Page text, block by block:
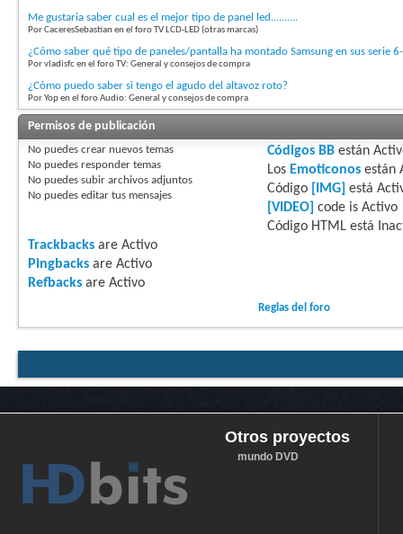
Me gustaria saber cual es el mejor tipo de panel led..........
Por CaceresSebastian en el foro TV LCD-LED (otras marcas)
¿Cómo saber qué tipo de paneles/pantalla ha montado Samsung en sus serie
Por vladisfc en el foro TV: General y consejos de compra
¿Cómo puedo saber si tengo el agudo del altavoz roto?
Por Yop en el foro Audio: General y consejos de compra
Permisos de publicación
No puedes crear nuevos temas
No puedes responder temas
No puedes subir archivos adjuntos
No puedes editar tus mensajes
Códigos BBestán
Los Emoticonosestán
Código
[IMG] está
[VIDEO] code is Activo
Código HTML está
Trackbacks are Activo
Pingbacks are Activo
Refbacks are Activo
Reglas del foro
Otros proyectos
mundo DVD